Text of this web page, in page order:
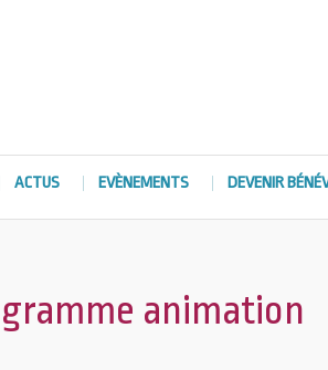
ACTUS EVÈNEMENTS DEVENIR
animation